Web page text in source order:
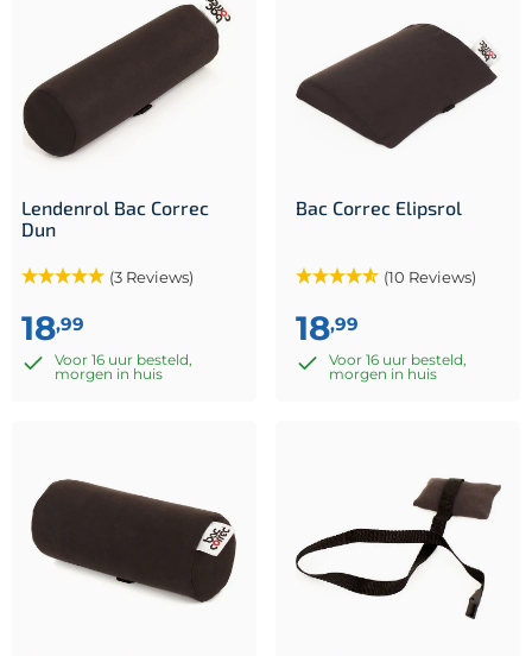
Lendenrol Bac Correc
Dun
(3 Reviews)
18,99
Voor 16 uur besteld,
morgen in huis
Bac Correc Elipsrol
(10 Reviews)
18,99
Voor 16 uur besteld,
morgen in huis